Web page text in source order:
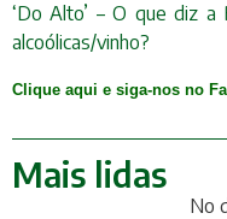
‘Do Alto’ – O que diz
alcoólicas/vinho?
Clique aqui e siga-nos no
Mais lidas
No